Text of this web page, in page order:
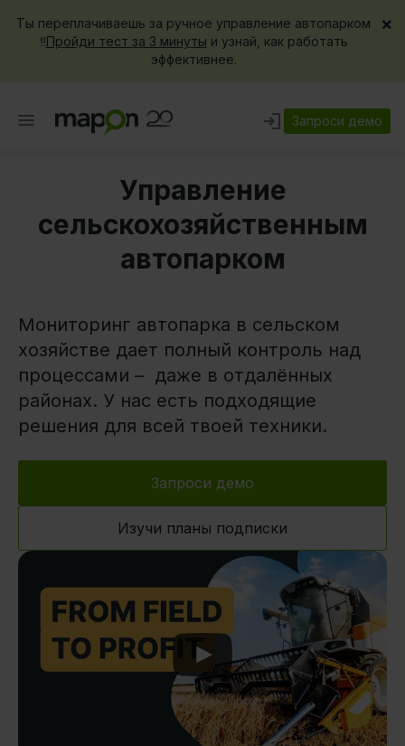
Ты переплачиваешь за ручное управление автопарком
‼️Пройди тест за 3 минуты и узнай, как работать
эффективнее.
×
Запроси демо
Управление
сельскохозяйственным
автопарком
Play
Мониторинг автопарка в сельском
хозяйстве дает полный контроль над
процессами – даже в отдалённых
районах. У нас есть подходящие
решения для всей твоей техники.
Запроси демо
Изучи планы подписки